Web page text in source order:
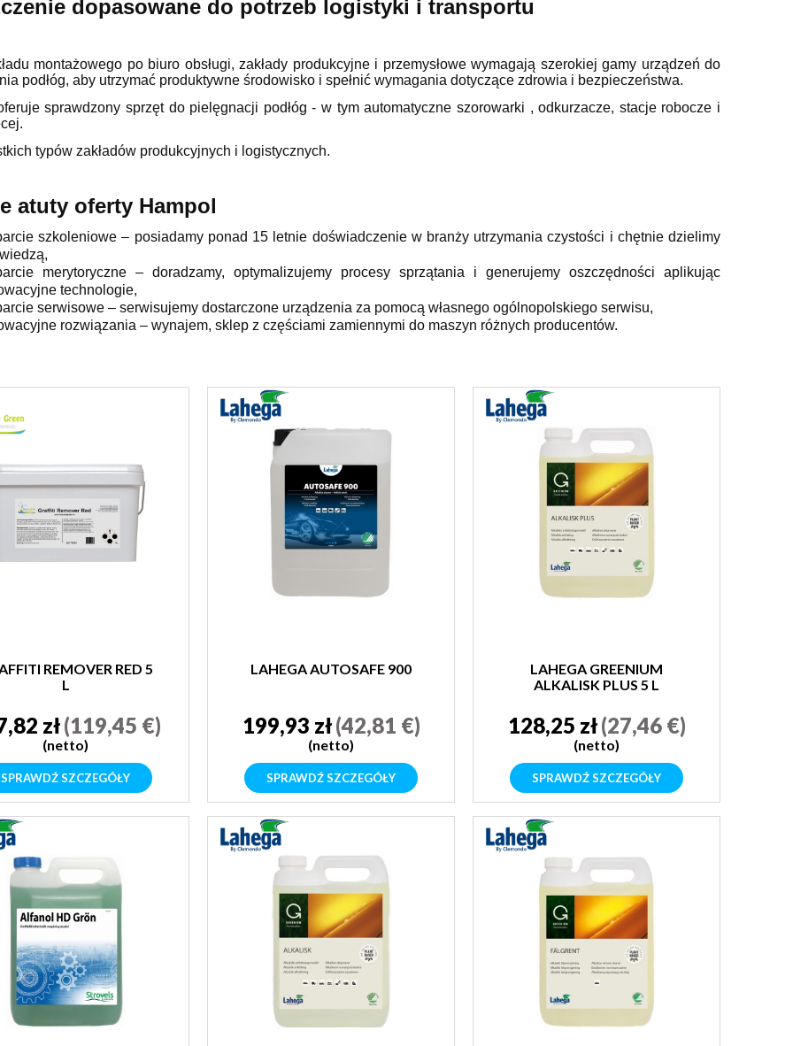
dopasowane do potrzeb logistyki i transportu
montażowego po biuro obsługi, zakłady produkcyjne i przemysłowe wymagają szerokiej gamy urządzeń do
podłóg, aby utrzymać produktywne środowisko i spełnić wymagania dotyczące zdrowia i bezpieczeństwa.
sprawdzony sprzęt do pielęgnacji podłóg - w tym automatyczne szorowarki , odkurzacze, stacje robocze i
typów zakładów produkcyjnych i logistycznych.
atuty oferty Hampol
szkoleniowe – posiadamy ponad 15 letnie doświadczenie w branży utrzymania czystości i chętnie dzielimy
merytoryczne – doradzamy, optymalizujemy procesy sprzątania i generujemy oszczędności aplikując
technologie,
serwisowe – serwisujemy dostarczone urządzenia za pomocą własnego ogólnopolskiego serwisu,
rozwiązania – wynajem, sklep z częściami zamiennymi do maszyn różnych producentów.
REMOVER RED 5
L
zł(119,45 €)
(netto)
SPRAWDŹ SZCZEGÓŁY
LAHEGA AUTOSAFE 900
199,93 zł(42,81 €)
(netto)
SPRAWDŹ SZCZEGÓŁY
LAHEGA GREENIUM
ALKALISK PLUS 5 L
128,25 zł(27,46 €)
(netto)
SPRAWDŹ SZCZEGÓŁY